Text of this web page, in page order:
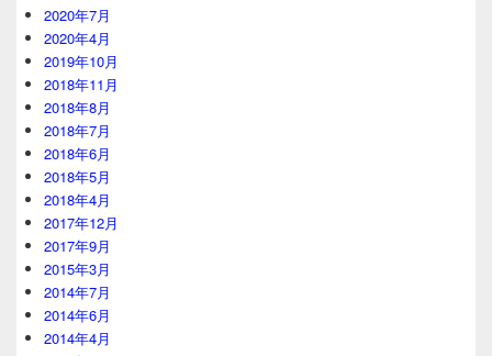
2020年7月
2020年4月
2019年10月
2018年11月
2018年8月
2018年7月
2018年6月
2018年5月
2018年4月
2017年12月
2017年9月
2015年3月
2014年7月
2014年6月
2014年4月